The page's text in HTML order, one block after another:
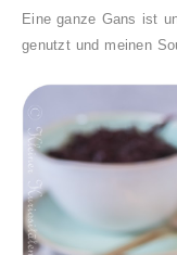
Eine ganze Gans ist
genutzt und meinen